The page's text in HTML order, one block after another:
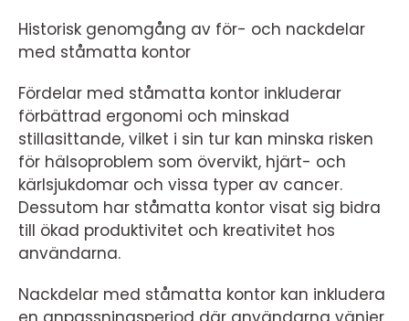
Historisk genomgång av för- och nackdelar
med ståmatta kontor
Fördelar med ståmatta kontor inkluderar
förbättrad ergonomi och minskad
stillasittande, vilket i sin tur kan minska risken
för hälsoproblem som övervikt, hjärt- och
kärlsjukdomar och vissa typer av cancer.
Dessutom har ståmatta kontor visat sig bidra
till ökad produktivitet och kreativitet hos
användarna.
Nackdelar med ståmatta kontor kan inkludera